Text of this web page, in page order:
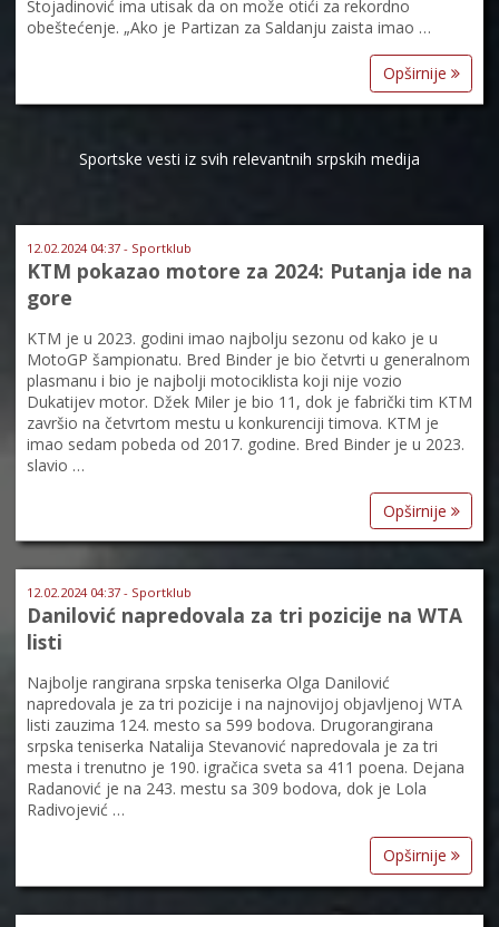
Stojadinović ima utisak da on može otići za rekordno
obeštećenje. „Ako je Partizan za Saldanju zaista imao …
Opširnije
Sportske vesti iz svih relevantnih srpskih medija
12.02.2024 04:37 - Sportklub
KTM pokazao motore za 2024: Putanja ide na
gore
KTM je u 2023. godini imao najbolju sezonu od kako je u
MotoGP šampionatu. Bred Binder je bio četvrti u generalnom
plasmanu i bio je najbolji motociklista koji nije vozio
Dukatijev motor. Džek Miler je bio 11, dok je fabrički tim KTM
završio na četvrtom mestu u konkurenciji timova. KTM je
imao sedam pobeda od 2017. godine. Bred Binder je u 2023.
slavio …
Opširnije
12.02.2024 04:37 - Sportklub
Danilović napredovala za tri pozicije na WTA
listi
Najbolje rangirana srpska teniserka Olga Danilović
napredovala je za tri pozicije i na najnovijoj objavljenoj WTA
listi zauzima 124. mesto sa 599 bodova. Drugorangirana
srpska teniserka Natalija Stevanović napredovala je za tri
mesta i trenutno je 190. igračica sveta sa 411 poena. Dejana
Radanović je na 243. mestu sa 309 bodova, dok je Lola
Radivojević …
Opširnije